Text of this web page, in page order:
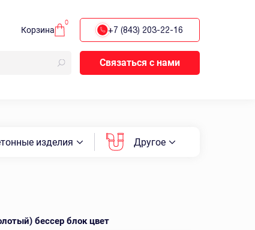
Корзина
0
+7 (843) 203-22-16
Связаться с нами
изделия Другое
бессер блок цвет